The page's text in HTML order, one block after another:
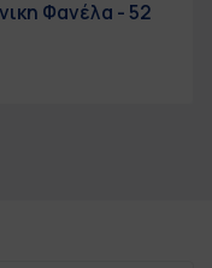
Φανέλα - 52